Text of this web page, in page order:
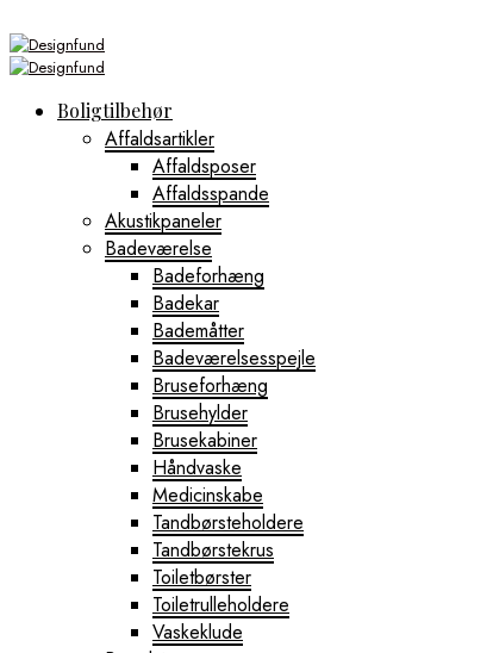
Boligtilbehør
Affaldsartikler
Affaldsposer
Affaldsspande
Akustikpaneler
Badeværelse
Badeforhæng
Badekar
Bademåtter
Badeværelsesspejle
Bruseforhæng
Brusehylder
Brusekabiner
Håndvaske
Medicinskabe
Tandbørsteholdere
Tandbørstekrus
Toiletbørster
Toiletrulleholdere
Vaskeklude